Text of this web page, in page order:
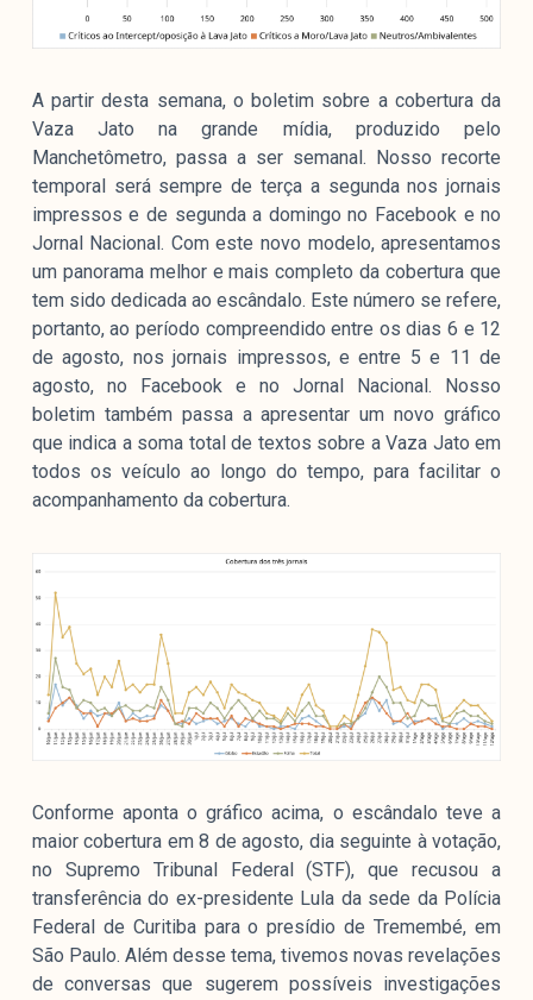
Diretório de Grupos de Pesquisa do CNPq e é sediado
no Instituto de Estudos Sociais e Políticos (IESP) da
Manchetômetro não tem filiação com partidos ou grupos
econômicos.
Parceria
A partir desta semana, o boletim sobre a cobertura da
Vaza Jato na grande mídia, produzido pelo
Manchetômetro, passa a ser semanal. Nosso recorte
temporal será sempre de terça a segunda nos jornais
impressos e de segunda a domingo no Facebook e no
Jornal Nacional. Com este novo modelo, apresentamos
um panorama melhor e mais completo da cobertura que
tem sido dedicada ao escândalo. Este número se refere,
portanto, ao período compreendido entre os dias 6 e 12
de agosto, nos jornais impressos, e entre 5 e 11 de
agosto, no Facebook e no Jornal Nacional. Nosso
boletim também passa a apresentar um novo gráfico
que indica a soma total de textos sobre a Vaza Jato em
todos os veículo ao longo do tempo, para facilitar o
acompanhamento da cobertura.
Conforme aponta o gráfico acima, o escândalo teve a
maior cobertura em 8 de agosto, dia seguinte à votação,
no Supremo Tribunal Federal (STF), que recusou a
transferência do ex-presidente Lula da sede da Polícia
Federal de Curitiba para o presídio de Tremembé, em
São Paulo. Além desse tema, tivemos novas revelações
de conversas que sugerem possíveis investigações